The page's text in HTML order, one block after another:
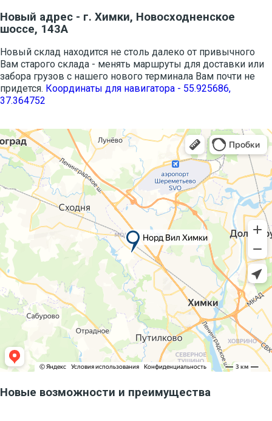
Новый адрес - г. Химки, Новосходненское
шоссе, 143А
Новый склад находится не столь далеко от привычного
Вам старого склада - менять маршруты для доставки или
забора грузов с нашего нового терминала Вам почти не
придется. Координаты для навигатора - 55.925686,
37.364752
Новые возможности и преимущества